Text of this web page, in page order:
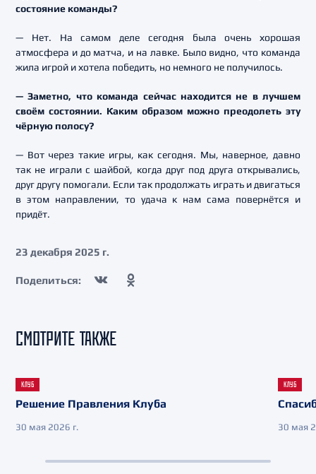
состояние команды?
— Нет. На самом деле сегодня была очень хорошая
атмосфера и до матча, и на лавке. Было видно, что команда
жила игрой и хотела победить, но немного не получилось.
— Заметно, что команда сейчас находится не в лучшем
своём состоянии. Каким образом можно преодолеть эту
чёрную полосу?
— Вот через такие игры, как сегодня. Мы, наверное, давно
так не играли с шайбой, когда друг под друга открывались,
друг другу помогали. Если так продолжать играть и двигаться
в этом направлении, то удача к нам сама повернётся и
придёт.
23 декабря 2025 г.
Поделиться:
СМОТРИТЕ ТАКЖЕ
КЛУБ
Решение Правления Клуба
30 мая 2026 г.
КЛУБ
30 мая